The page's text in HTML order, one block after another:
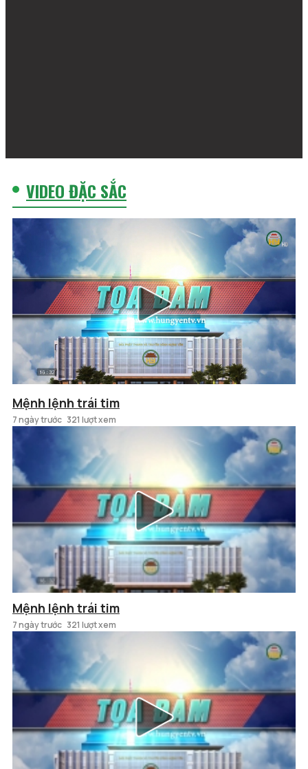
VIDEO ĐẶC SẮC
Mệnh lệnh trái tim
7 ngày trước 321 lượt xem
Mệnh lệnh trái tim
7 ngày trước 321 lượt xem